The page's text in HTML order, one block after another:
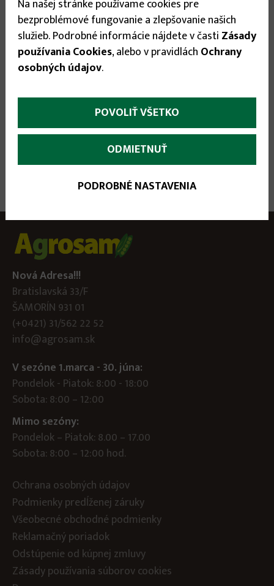
21.90 €

Nová Adresa!!!
Bratislavská 33/F
ŠAMORÍN 931 01
(+0421) 31/562 22 52
info@agrosam.sk
V sezóne 1.marca - 30. júna:
Pondelok - Piatok: 8:00 - 18:00
Sobota: 8:00 – 12:00
Mimo sezóny:
Pondelok – Piatok: 8.00 – 17.00
Sobota: 8:00 – 12:00 hod.
Ochrana osobných údajov
Podmienky predĺženej záruky
Všeobecné obchodné podmienky
Reklamačný poriadok
Odstúpenie od kúpnej zmluvy
Zásady používania súborov cookies
Na našej stránke používame cookies pre
bezproblémové fungovanie a zlepšovanie našich
služieb. Podrobné informácie nájdete v časti Zásady
používania Cookies, alebo v pravidlách Ochrany
osobných údajov.
POVOLIŤ VŠETKO
ODMIETNUŤ
PODROBNÉ NASTAVENIA